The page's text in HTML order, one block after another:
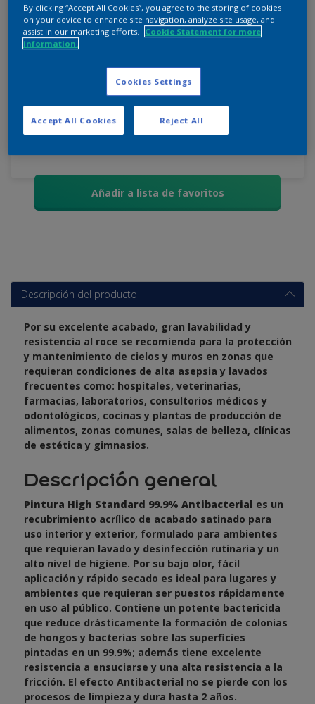
producto y elige de acuerdo con tu
necesidad.
1/4 galón galón 5 galones
Añadir a lista de favoritos
Descripción del producto
Por su excelente acabado, gran lavabilidad y
resistencia al roce se recomienda para la protección
y mantenimiento de cielos y muros en zonas que
requieran condiciones de alta asepsia y lavados
frecuentes como: hospitales, veterinarias,
farmacias, laboratorios, consultorios médicos y
odontológicos, cocinas y plantas de producción de
alimentos, zonas comunes, salas de belleza, clínicas
de estética y gimnasios.
Descripción general
Pintura High Standard 99.9% Antibacterial es un
recubrimiento acrílico de acabado satinado para
uso interior y exterior, formulado para ambientes
que requieran lavado y desinfección rutinaria y un
alto nivel de higiene. Por su bajo olor, fácil
aplicación y rápido secado es ideal para lugares y
ambientes que requieran ser puestos rápidamente
en uso al público. Contiene un potente bactericida
que reduce drásticamente la formación de colonias
de hongos y bacterias sobre las superficies
pintadas en un 99.9%; además tiene excelente
resistencia a ensuciarse y una alta resistencia a la
fricción. El efecto Antibacterial no se pierde con los
procesos de limpieza y dura hasta 2 años.
By clicking “Accept All Cookies”, you agree to the storing of cookies
on your device to enhance site navigation, analyze site usage, and
assist in our marketing efforts.
Cookie Statement for more
information.
Cookies Settings
Reject All
Accept All Cookies